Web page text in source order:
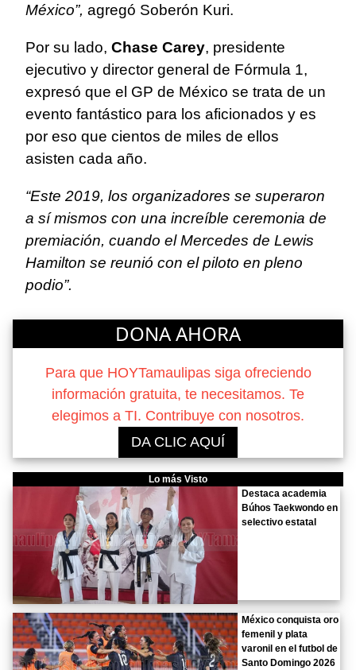
México”, agregó Soberón Kuri.
Por su lado, Chase Carey, presidente
ejecutivo y director general de Fórmula 1,
expresó que el GP de México se trata de un
evento fantástico para los aficionados y es
por eso que cientos de miles de ellos
asisten cada año.
“Este 2019, los organizadores se superaron
a sí mismos con una increíble ceremonia de
premiación, cuando el Mercedes de Lewis
Hamilton se reunió con el piloto en pleno
podio”.
DONA AHORA
Para que HOYTamaulipas siga ofreciendo
información gratuita, te necesitamos. Te
elegimos a TI. Contribuye con nosotros.
DA CLIC AQUÍ
Lo más Visto
Destaca academia
Búhos Taekwondo en
selectivo estatal
México conquista oro
femenil y plata
varonil en el futbol de
Santo Domingo 2026